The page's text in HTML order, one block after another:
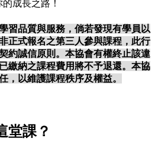
成長之路！
習品質與服務，倘若發現有學員以
正式報名之第三人參與課程，此行
約誠信原則。本協會有權終止該違
繳納之課程費用將不予退還。本協
，以維護課程秩序及權益。
堂課？